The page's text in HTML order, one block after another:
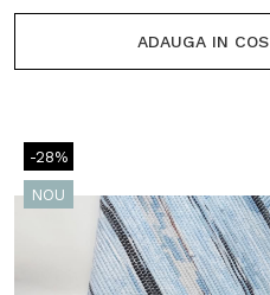
ADAUGA IN COS
-28%
NOU